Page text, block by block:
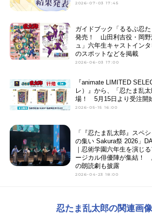
2026-07-03 17:45
ガイドブック「るるぶ忍
発売！ 山田利吉役・岡野
ュ」六年生キャストイン
のスポットなどを掲載
2026-06-03 17:00
『animate LIMITED
レ）』から、「忍たま乱
場！ 5月15日より受注開
2026-05-15 16:00
「『忍たま乱太郎』スペ
の集い Sakura祭 2026」
｜忍術学園六年生を演じ
ージカル俳優陣が集結！
の朗読劇も披露
2026-04-23 18:00
忍たま乱太郎の関連画